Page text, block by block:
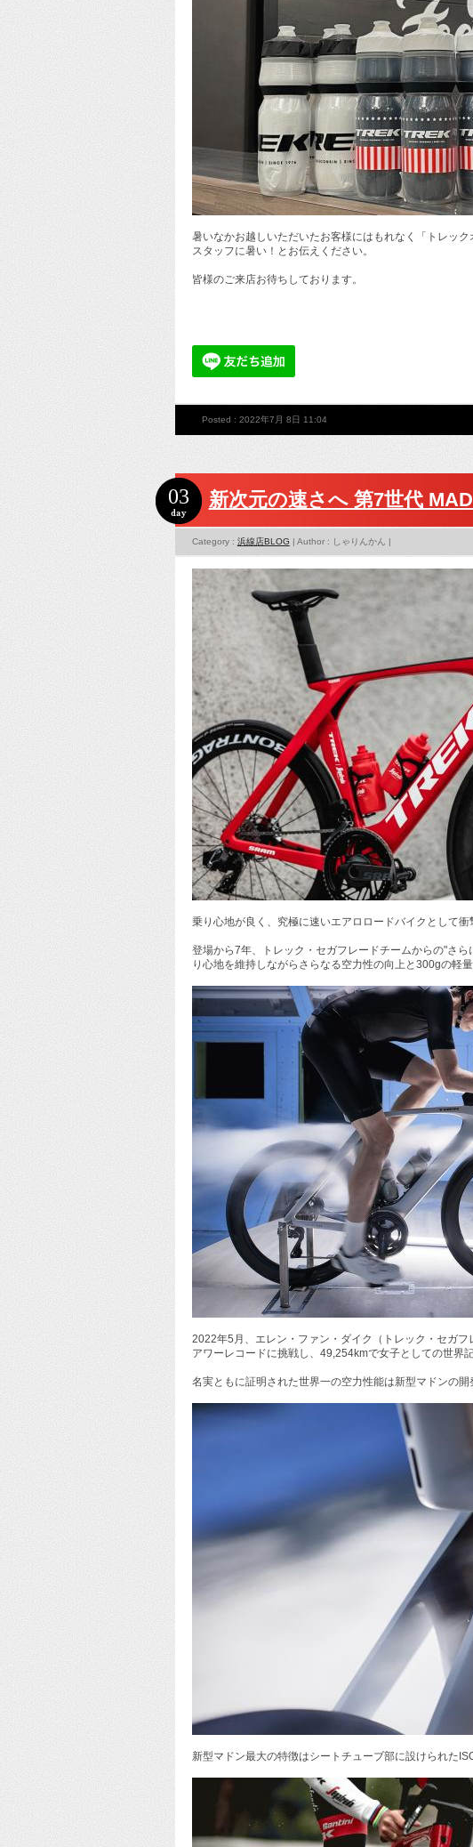
暑いなかお越しいただいたお客様にはもれなく「トレック
スタッフに暑い！とお伝えください。
皆様のご来店お待ちしております。
Posted : 2022年7月 8日 11:04
新次元の速さへ 第7世代
03
Category : 浜線店BLOG | Author : しゃりんかん |
乗り心地が良く、究極に速いエアロロードバイクとして
登場から7年、トレック・セガフレードチームからの"さ
り心地を維持しながらさらなる空力性の向上と300gの軽量
2022年5月、エレン・ファン・ダイク（トレック・セガ
アワーレコードに挑戦し、49,254kmで女子としての世界記
名実ともに証明された世界一の空力性能は新型マドンの開
新型マドン最大の特徴はシートチューブ部に設けられた